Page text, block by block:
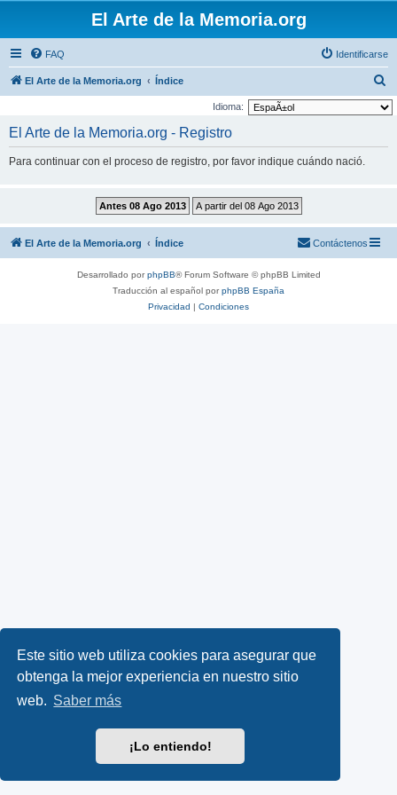
Este sitio web utiliza cookies para asegurar que
obtenga la mejor experiencia en nuestro sitio
web. Saber más
¡Lo entiendo!
El Arte de la Memoria.org
FAQ Identificarse
El Arte de la Memoria.org Índice
u
Idioma:
El Arte de la Memoria.org - Registro
Para continuar con el proceso de registro, por favor indique cuándo nació.
El Arte de la Memoria.org Índice Contáctenos
Desarrollado porphpBB® Forum Software © phpBB Limited
Traducción al español porphpBB España
Privacidad | Condiciones